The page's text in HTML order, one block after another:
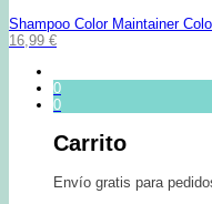
Shampoo Color Maintainer
16,99 €
0
0
Carrito
Envío gratis para